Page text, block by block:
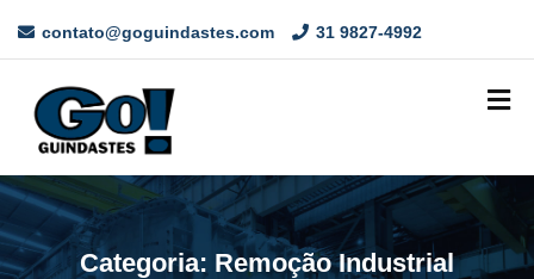
contato@goguindastes.com 31 9827-4992
Categoria: Remoção Industrial